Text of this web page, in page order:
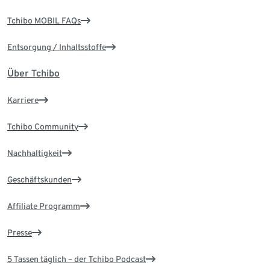
Tchibo MOBIL FAQs
Entsorgung / Inhaltsstoffe
Über Tchibo
Karriere
Tchibo Community
Nachhaltigkeit
Geschäftskunden
Affiliate Programm
Presse
5 Tassen täglich – der Tchibo Podcast